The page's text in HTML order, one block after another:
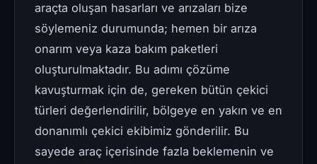
araçta oluşan hasarları ve arızaları bize
söylemeniz durumunda; hemen bir arıza
onarım veya kaza bakım paketleri
oluşturulmaktadır. Bu adımı çözüme
kavuşturmak için de, gereken bütün çekici
türleri değerlendirilir, bölgeye en yakın ve en
donanımlı çekici ekibimiz gönderilir. Bu
sayede araç içerisinde fazla beklemenin ve